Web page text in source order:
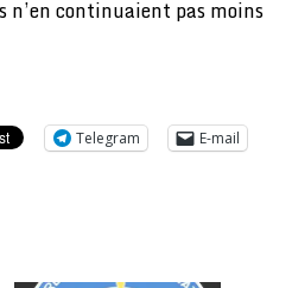
n’en continuaient pas moins
Telegram
E-mail